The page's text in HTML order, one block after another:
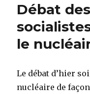
Débat
le
Le débat d’hier
nucléaire de